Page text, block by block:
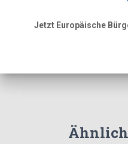
Jetzt Europäische